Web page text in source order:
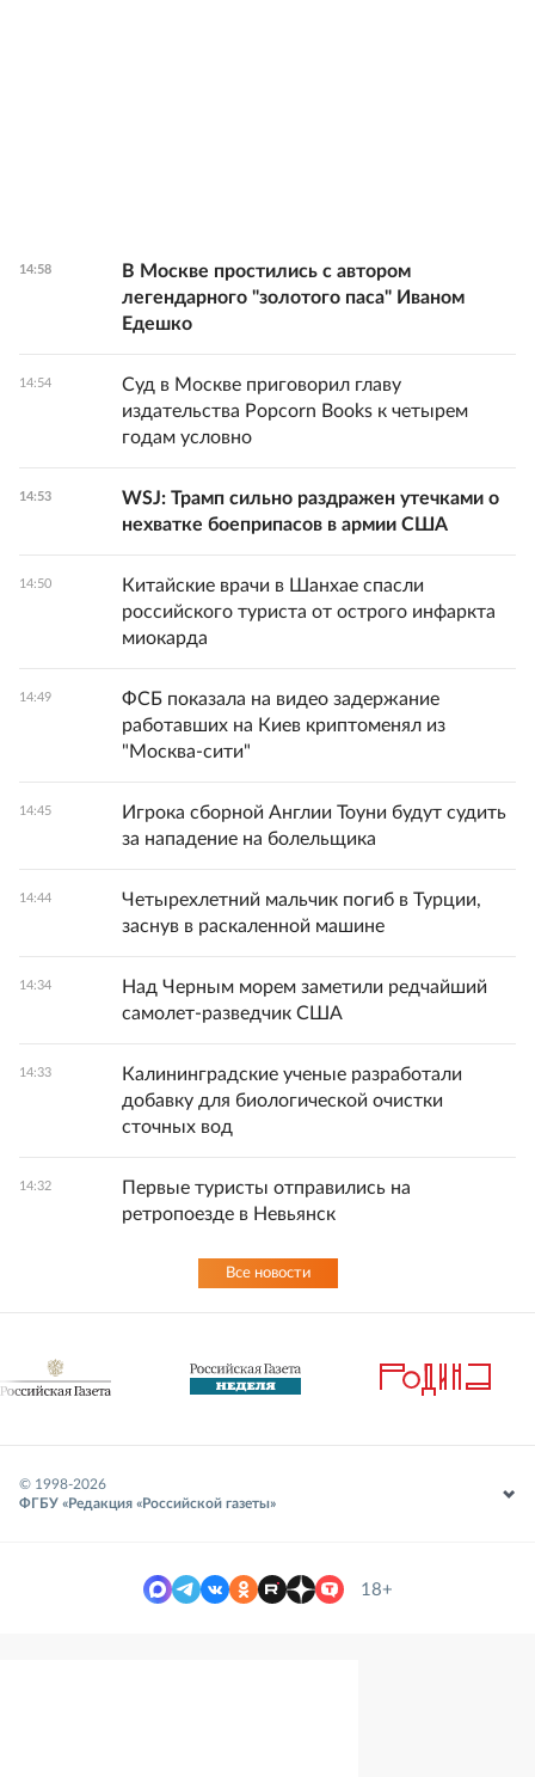
14:58
В Москве простились с автором
легендарного "золотого паса" Иваном
Едешко
14:54
Суд в Москве приговорил главу
издательства Popcorn Books к четырем
годам условно
14:53
WSJ: Трамп сильно раздражен утечками о
нехватке боеприпасов в армии США
14:50
Китайские врачи в Шанхае спасли
российского туриста от острого инфаркта
миокарда
14:49
ФСБ показала на видео задержание
работавших на Киев криптоменял из
"Москва-сити"
14:45
Игрока сборной Англии Тоуни будут судить
за нападение на болельщика
14:44
Четырехлетний мальчик погиб в Турции,
заснув в раскаленной машине
14:34
Над Черным морем заметили редчайший
самолет-разведчик США
14:33
Калининградские ученые разработали
добавку для биологической очистки
сточных вод
14:32
Первые туристы отправились на
ретропоезде в Невьянск
Все новости
© 1998-2026
ФГБУ «Редакция «Российской газеты»
18+